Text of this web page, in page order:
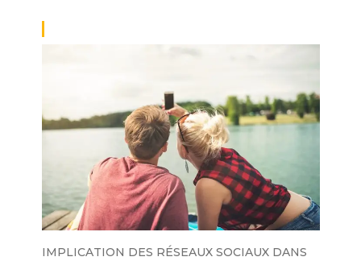
IMPLICATION DES RÉSEAUX SOCIAUX DANS